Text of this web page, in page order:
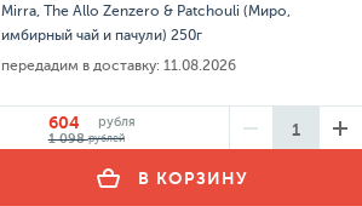
Mirra, The Allo Zenzero & Patchouli (Миро,
имбирный чай и пачули) 250г
передадим в доставку: 11.08.2026
604
рубля
1 098рублей
В КОРЗИНУ